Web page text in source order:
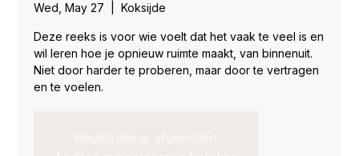
Wed, May 27
  |
Koksijde
Deze reeks is voor wie voelt dat het vaak te veel is en
wil leren hoe je opnieuw ruimte maakt, van binnenuit.
Niet door harder te proberen, maar door te vertragen
en te voelen.